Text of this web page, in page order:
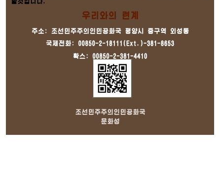
우리와의 련계
주소: 조선민주주의인민공화국 평양시 중구역 외성동
국제전화: 00850-2-18111(Ext.)-381-8653
확스: 00850-2-381-4410
조선민주주의인민공화국
문화성